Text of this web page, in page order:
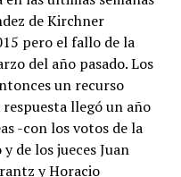
de Kirchner
pero el fallo de la
del año pasado. Los
un recurso
llegó un año
-con los votos de la
de los jueces Juan
y Horacio